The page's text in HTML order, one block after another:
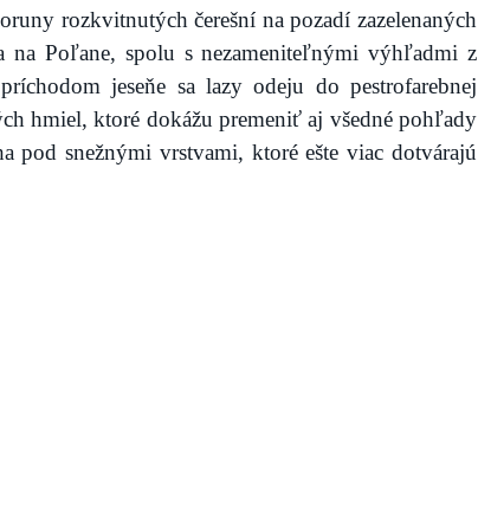
rozkvitnutých čerešní na pozadí zazelenaných
na Poľane, spolu s nezameniteľnými výhľadmi z
jeseňe sa lazy odeju do pestrofarebnej
hmiel, ktoré dokážu premeniť aj všedné pohľady
pod snežnými vrstvami, ktoré ešte viac dotvárajú